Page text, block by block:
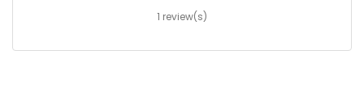
1 review(s)